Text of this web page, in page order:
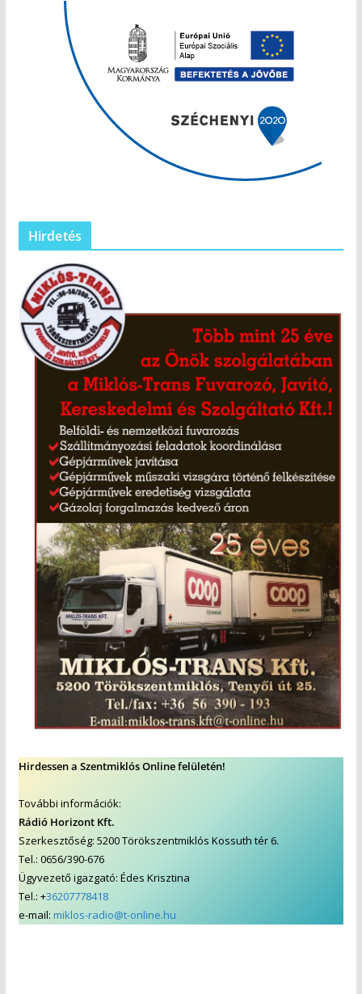
Hirdetés
Hirdessen a Szentmiklós Online felületén!
További információk:
Rádió Horizont Kft.
Szerkesztőség: 5200 Törökszentmiklós Kossuth tér 6.
Tel.: 0656/390-676
Ügyvezető igazgató: Édes Krisztina
Tel.: +36207778418
e-mail: miklos-radio@t-online.hu